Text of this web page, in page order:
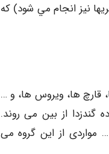
نيز انجام مي شود) كه
قارچ ها، ویروس ها، و …
گندزدا از بین می روند.
… مواردی از این گروه می